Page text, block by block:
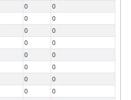
0
0
0
0
0
0
0
0
0
0
0
0
0
0
0
0